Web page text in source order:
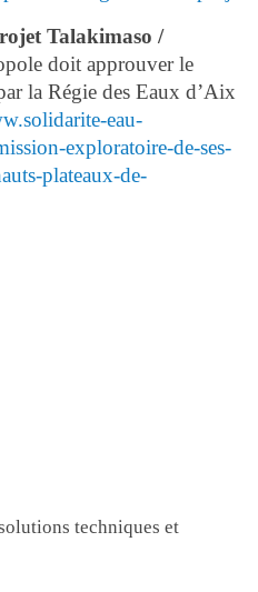
Talakimaso /
doit approuver le
la Régie des Eaux d’Aix
eau-
exploratoire-de-ses-
plateaux-de-
techniques et